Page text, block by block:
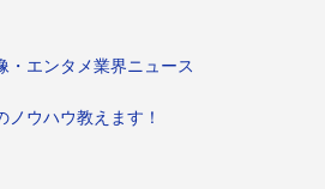
・エンタメ業界ニュース
ノウハウ教えます！